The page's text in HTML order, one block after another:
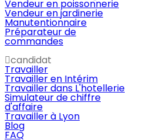
Vendeur en poissonnerie
Vendeur en jardinerie
Manutentionnaire
Préparateur de
commandes
candidat
Travailler
Travailler en Intérim
Travailler dans L'hotellerie
Simulateur de chiffre
d'affaire
Travailler à Lyon
Blog
FAQ